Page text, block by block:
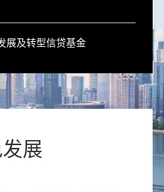
展及转型信贷基金
展